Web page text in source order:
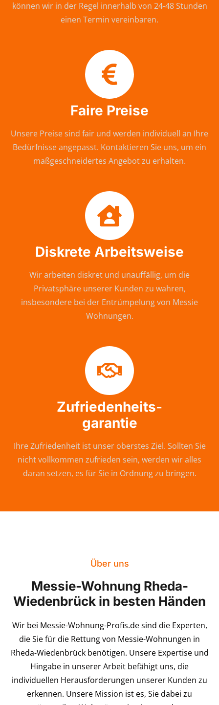
können wir in der Regel innerhalb von 24-48 Stunden
einen Termin vereinbaren.
Faire Preise
Unsere Preise sind fair und werden individuell an Ihre
Bedürfnisse angepasst. Kontaktieren Sie uns, um ein
maßgeschneidertes Angebot zu erhalten.
Diskrete Arbeitsweise
Wir arbeiten diskret und unauffällig, um die
Privatsphäre unserer Kunden zu wahren,
insbesondere bei der Entrümpelung von Messie
Wohnungen.
Zufriedenheits-
garantie
Ihre Zufriedenheit ist unser oberstes Ziel. Sollten Sie
nicht vollkommen zufrieden sein, werden wir alles
daran setzen, es für Sie in Ordnung zu bringen.
Über uns
Messie-Wohnung Rheda-
Wiedenbrück in besten Händen
Wir bei Messie-Wohnung-Profis.de sind die Experten,
die Sie für die Rettung von Messie-Wohnungen in
Rheda-Wiedenbrück benötigen. Unsere Expertise und
Hingabe in unserer Arbeit befähigt uns, die
individuellen Herausforderungen unserer Kunden zu
erkennen. Unsere Mission ist es, Sie dabei zu